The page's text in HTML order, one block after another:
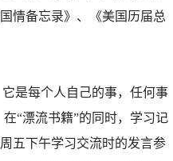
情备忘录》、《美国历届总
是每个人自己的事，任何事
“漂流书籍”的同时，学习记
五下午学习交流时的发言参